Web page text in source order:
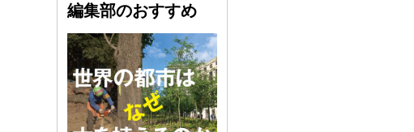
編集部のおすすめ